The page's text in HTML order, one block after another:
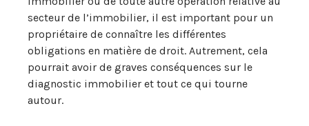
secteur de l’immobilier, il est important pour un
propriétaire de connaître les différentes
obligations en matière de droit. Autrement, cela
pourrait avoir de graves conséquences sur le
diagnostic immobilier et tout ce qui tourne
autour.